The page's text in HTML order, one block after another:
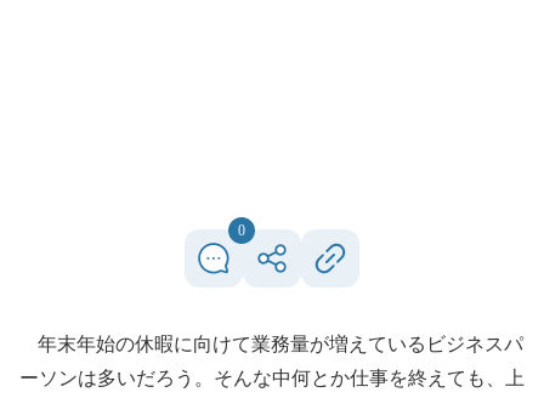
0
年末年始の休暇に向けて業務量が増えているビジネスパ
ーソンは多いだろう。そんな中何とか仕事を終えても、上